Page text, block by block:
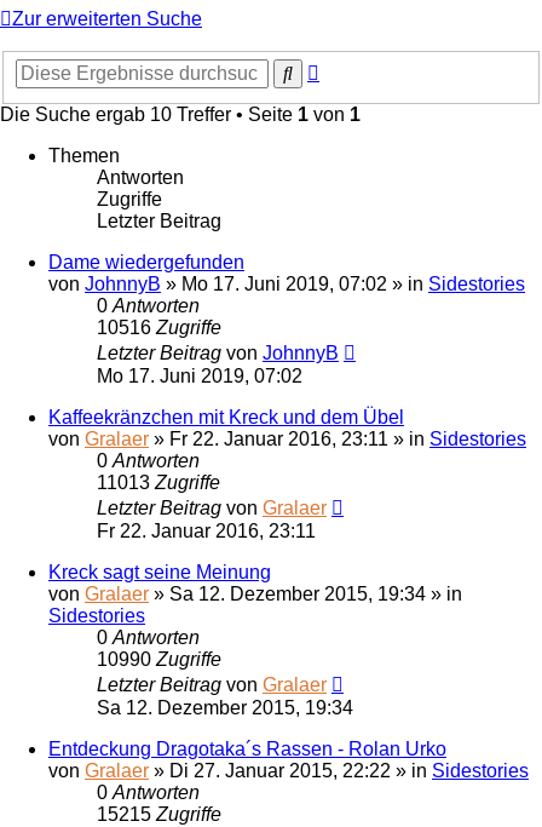
Zur erweiterten Suche
Suche
Die Suche ergab 10 Treffer • Seite 1 von 1
Themen
Antworten
Zugriffe
Letzter Beitrag
Dame wiedergefunden
von JohnnyB » Mo 17. Juni 2019, 07:02 » in Sidestories
0 Antworten
10516 Zugriffe
Letzter Beitrag von JohnnyB
Mo 17. Juni 2019, 07:02
Kaffeekränzchen mit Kreck und dem Übel
von Gralaer » Fr 22. Januar 2016, 23:11 » in Sidestories
0 Antworten
11013 Zugriffe
Letzter Beitrag von Gralaer
Fr 22. Januar 2016, 23:11
Kreck sagt seine Meinung
von Gralaer » Sa 12. Dezember 2015, 19:34 » in
Sidestories
0 Antworten
10990 Zugriffe
Letzter Beitrag von Gralaer
Sa 12. Dezember 2015, 19:34
Entdeckung Dragotaka´s Rassen - Rolan Urko
von Gralaer » Di 27. Januar 2015, 22:22 » in Sidestories
0 Antworten
15215 Zugriffe